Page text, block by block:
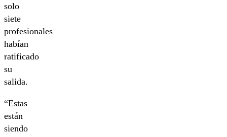
solo
siete
profesionales
habían
ratificado
su
salida.
“Estas
están
siendo